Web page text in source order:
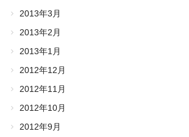
2013年3月
2013年2月
2013年1月
2012年12月
2012年11月
2012年10月
2012年9月